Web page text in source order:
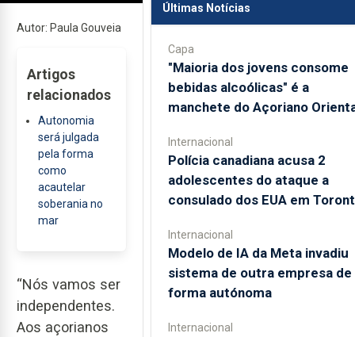
Autor: Paula Gouveia
Artigos
relacionados
Autonomia
será julgada
pela forma
como
acautelar
soberania no
mar
“Nós vamos ser
independentes.
Aos açorianos
Últimas Notícias
Capa
"Maioria dos jovens consome
bebidas alcoólicas" é a
manchete do Açoriano
Internacional
Polícia canadiana acusa 2
adolescentes do ataque a
consulado dos EUA em
Internacional
Modelo de IA da Meta invadiu
sistema de outra empresa de
forma autónoma
Internacional